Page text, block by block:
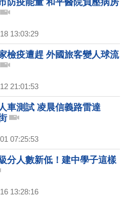
防疫能量 和平醫院負壓病房
13:03:29
檢疫遭趕 外國旅客變人球流
21:01:53
車測試 凌晨信義路雷達
07:25:53
分人數新低！建中學子這樣
13:28:16